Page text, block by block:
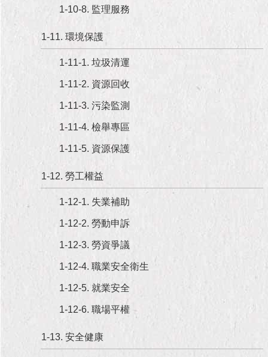
1-10-8. 監理服務
1-11. 環境保護
1-11-1. 垃圾清運
1-11-2. 資源回收
1-11-3. 污染監測
1-11-4. 檢舉專區
1-11-5. 資源保護
1-12. 勞工權益
1-12-1. 失業補助
1-12-2. 勞動申訴
1-12-3. 勞資爭議
1-12-4. 職業安全衛生
1-12-5. 就業安全
1-12-6. 職場平權
1-13. 安全健康